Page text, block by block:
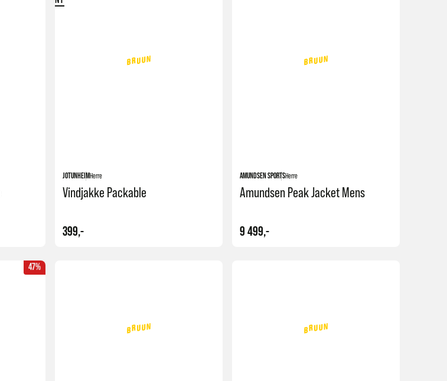
JOTUNHEIMHerre
Vindjakke Packable
399,-
AMUNDSEN SPORTSHerre
Amundsen Peak Jacket Mens
9 499,-
47%